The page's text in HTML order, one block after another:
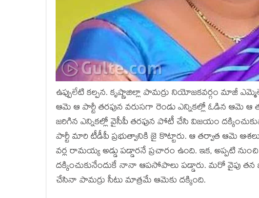
ఉప్పులేటి క‌ల్ప‌న‌. కృష్ణాజిల్లా పామ‌ర్రు నియోజ‌క‌వ‌ర్గం మాజీ
ఆమె ఆ పార్టీ త‌ర‌పున వ‌రుస‌గా రెండు ఎన్నిక‌ల్లో ఓడిన ఆమె
జ‌రిగిన ఎన్నిక‌ల్లో వైసీపీ త‌ర‌ఫున పోటీ చేసి విజ‌యం
పార్టీ మారి టీడీపీ ప్ర‌భుత్వానికి జై కొట్టారు. ఆ త‌ర్వాత ఆమె
వ‌ర్ల రామ‌య్య అడ్డు ప‌డ్డార‌నే ప్ర‌చారం ఉంది. ఇక‌, అప్ప‌టి
ద‌క్కించుకునేందుకే నానా ఆప‌సోపాలు ప‌డ్డారు. మ‌రో వైపు త‌న
చేసినా పామ‌ర్రు సీటు మాత్ర‌మే ఆమెకు ద‌క్కింది.